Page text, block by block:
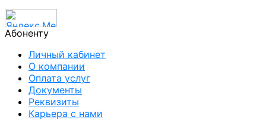
Абоненту
Личный кабинет
О компании
Оплата услуг
Документы
Реквизиты
Карьера с нами